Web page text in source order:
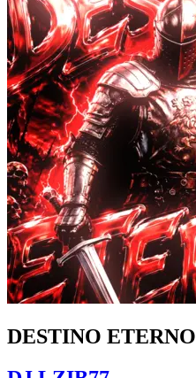
DESTINO ETERNO